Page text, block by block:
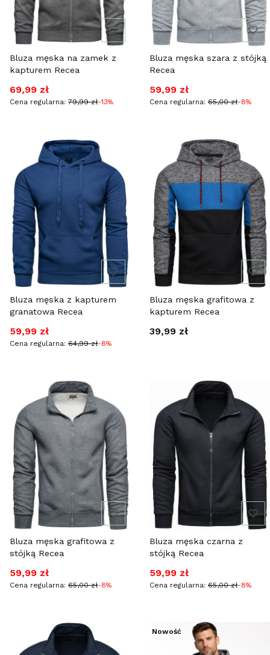
Bluza męska na zamek z
kapturem Recea
Cena promocyjna
69,99 zł
Cena regularna: 79,99 zł-13%
Bluza męska szara z stójką
Recea
Cena promocyjna
59,99 zł
Cena regularna: 65,00 zł-8%
Bluza męska z kapturem
granatowa Recea
Cena promocyjna
59,99 zł
Cena regularna: 64,99 zł-8%
Bluza męska grafitowa z
kapturem Recea
Cena
39,99 zł
Bluza męska grafitowa z
stójką Recea
Cena promocyjna
59,99 zł
Cena regularna: 65,00 zł-8%
Bluza męska czarna z
stójką Recea
Cena promocyjna
59,99 zł
Cena regularna: 65,00 zł-8%
Nowość